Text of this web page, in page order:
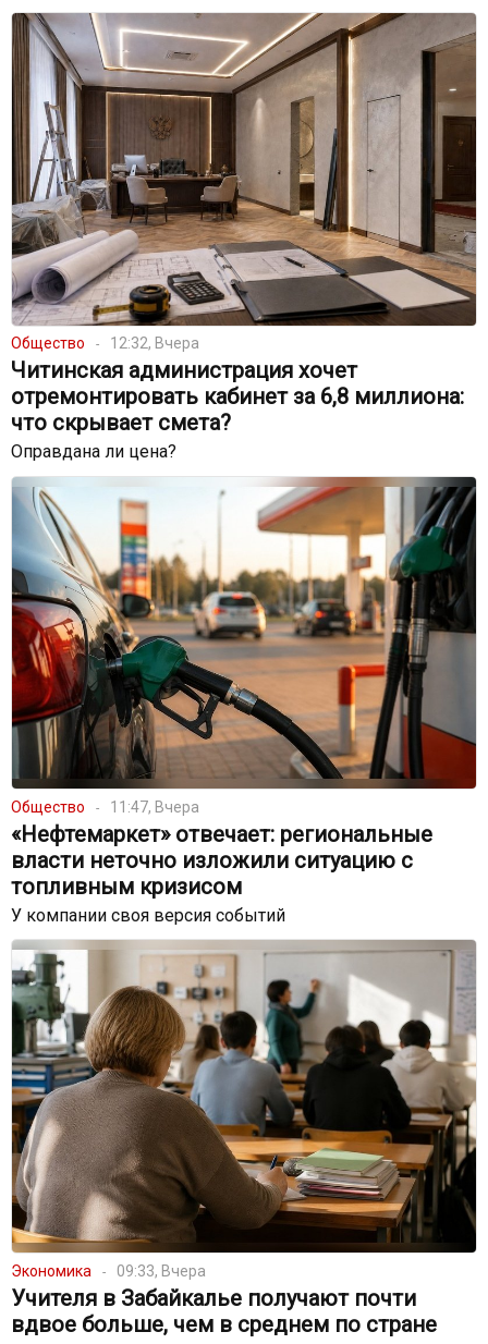
Общество 12:32, Вчера
Читинская администрация хочет
отремонтировать кабинет за 6,8 миллиона:
что скрывает смета?
Оправдана ли цена?
Общество 11:47, Вчера
«Нефтемаркет» отвечает: региональные
власти неточно изложили ситуацию с
топливным кризисом
У компании своя версия событий
Экономика 09:33, Вчера
Учителя в Забайкалье получают почти
вдвое больше, чем в среднем по стране